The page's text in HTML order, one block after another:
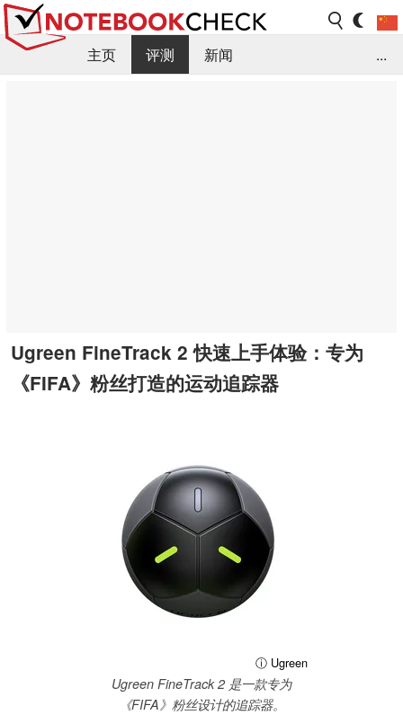
主页 评测
新闻
...
Ugreen FineTrack 2 快速上手体验：专为
《FIFA》粉丝打造的运动追踪器
ⓘ Ugreen
Ugreen FineTrack 2 是一款专为
《FIFA》粉丝设计的追踪器。